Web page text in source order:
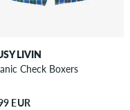
LIVIN
Check Boxers
EUR